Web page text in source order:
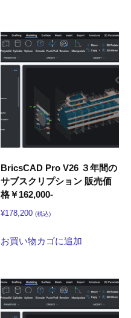
BricsCAD Pro V26 ３年間の
サブスクリプション 販売価
格￥162,000-
¥178,200 (税込)
お買い物カゴに追加